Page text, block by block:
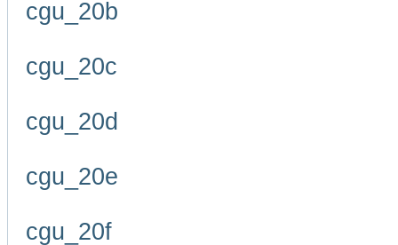
cgu_20b
cgu_20c
cgu_20d
cgu_20e
cgu_20f